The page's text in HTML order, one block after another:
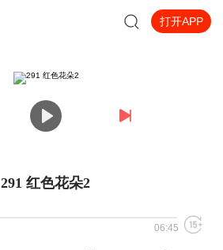
打开APP
291 红色花朵2
06:45